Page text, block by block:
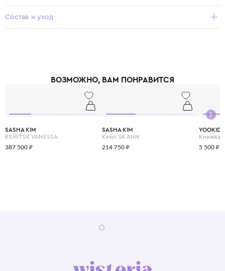
Состав и уход
ВОЗМОЖНО, ВАМ ПОНРАВИТСЯ
SASHA KIM
КЕЙП SK VANESSA
387 500 ₽
SASHA KIM
Кейп SK ANN
214 750 ₽ 5 500 ₽